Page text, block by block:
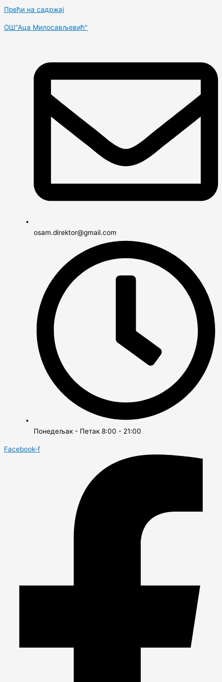
Пређи на садржај
OШ"Аца Милосављевић"
osam.direktor@gmail.com
Понедељак - Петак 8:00 - 21:00
Facebook-f